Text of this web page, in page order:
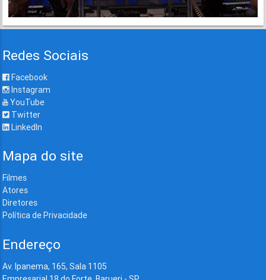
Redes Sociais
Facebook
Instagram
YouTube
Twitter
LinkedIn
Mapa do site
Filmes
Atores
Diretores
Política de Privacidade
Endereço
Av. Ipanema, 165, Sala 1105